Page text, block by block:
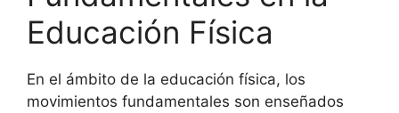
Educación Física
En el ámbito de la educación física, los
movimientos fundamentales son enseñados